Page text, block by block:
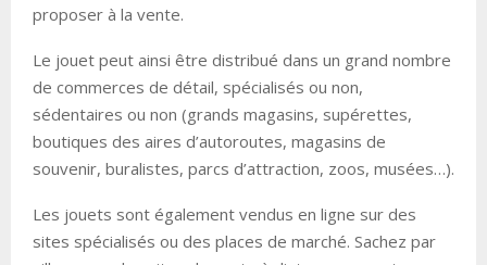
proposer à la vente.
Le jouet peut ainsi être distribué dans un grand nombre
de commerces de détail, spécialisés ou non,
sédentaires ou non (grands magasins, supérettes,
boutiques des aires d’autoroutes, magasins de
souvenir, buralistes, parcs d’attraction, zoos, musées…).
Les jouets sont également vendus en ligne sur des
sites spécialisés ou des places de marché. Sachez par